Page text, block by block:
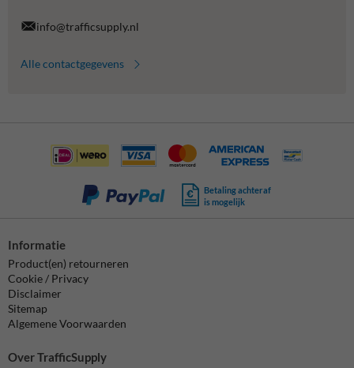
info@trafficsupply.nl
Alle contactgegevens
Betaling achteraf
is mogelijk
Informatie
Product(en) retourneren
Cookie / Privacy
Disclaimer
Sitemap
Algemene Voorwaarden
Over TrafficSupply